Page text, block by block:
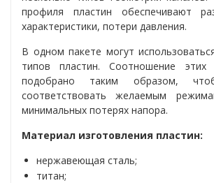
профиля пластин обеспечивают
характеристики, потери давления.
В одном пакете могут
типов пластин. Соотношение этих
подобрано таким образом,
соответствовать желаемым
минимальных потерях напора.
Материал изготовления пластин:
нержавеющая сталь;
титан;